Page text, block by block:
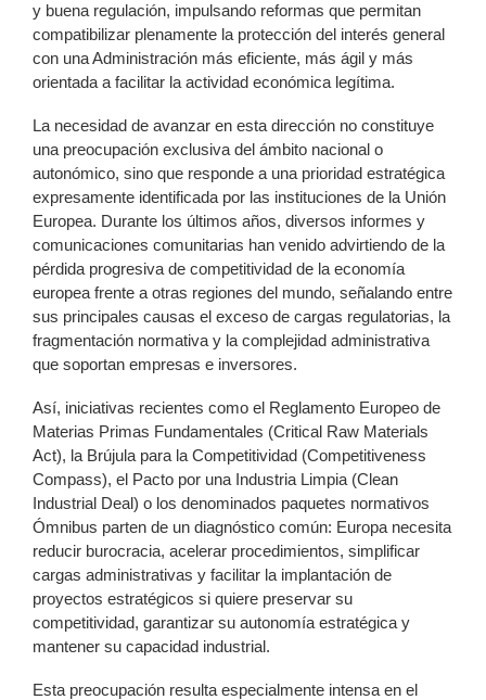
y buena regulación, impulsando reformas que permitan
compatibilizar plenamente la protección del interés general
con una Administración más eficiente, más ágil y más
orientada a facilitar la actividad económica legítima.
La necesidad de avanzar en esta dirección no constituye
una preocupación exclusiva del ámbito nacional o
autonómico, sino que responde a una prioridad estratégica
expresamente identificada por las instituciones de la Unión
Europea. Durante los últimos años, diversos informes y
comunicaciones comunitarias han venido advirtiendo de la
pérdida progresiva de competitividad de la economía
europea frente a otras regiones del mundo, señalando entre
sus principales causas el exceso de cargas regulatorias, la
fragmentación normativa y la complejidad administrativa
que soportan empresas e inversores.
Así, iniciativas recientes como el Reglamento Europeo de
Materias Primas Fundamentales (Critical Raw Materials
Act), la Brújula para la Competitividad (Competitiveness
Compass), el Pacto por una Industria Limpia (Clean
Industrial Deal) o los denominados paquetes normativos
Ómnibus parten de un diagnóstico común: Europa necesita
reducir burocracia, acelerar procedimientos, simplificar
cargas administrativas y facilitar la implantación de
proyectos estratégicos si quiere preservar su
competitividad, garantizar su autonomía estratégica y
mantener su capacidad industrial.
Esta preocupación resulta especialmente intensa en el